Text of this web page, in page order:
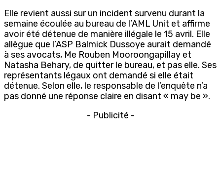
Elle revient aussi sur un incident survenu durant la
semaine écoulée au bureau de l’AML Unit et affirme
avoir été détenue de manière illégale le 15 avril. Elle
allègue que l’ASP Balmick Dussoye aurait demandé
à ses avocats, Me Rouben Mooroongapillay et
Natasha Behary, de quitter le bureau, et pas elle. Ses
représentants légaux ont demandé si elle était
détenue. Selon elle, le responsable de l’enquête n’a
pas donné une réponse claire en disant « may be ».
- Publicité -